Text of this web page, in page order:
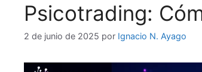
Psicotrading:
2 de junio de 2025 por Ignacio N. Ayago